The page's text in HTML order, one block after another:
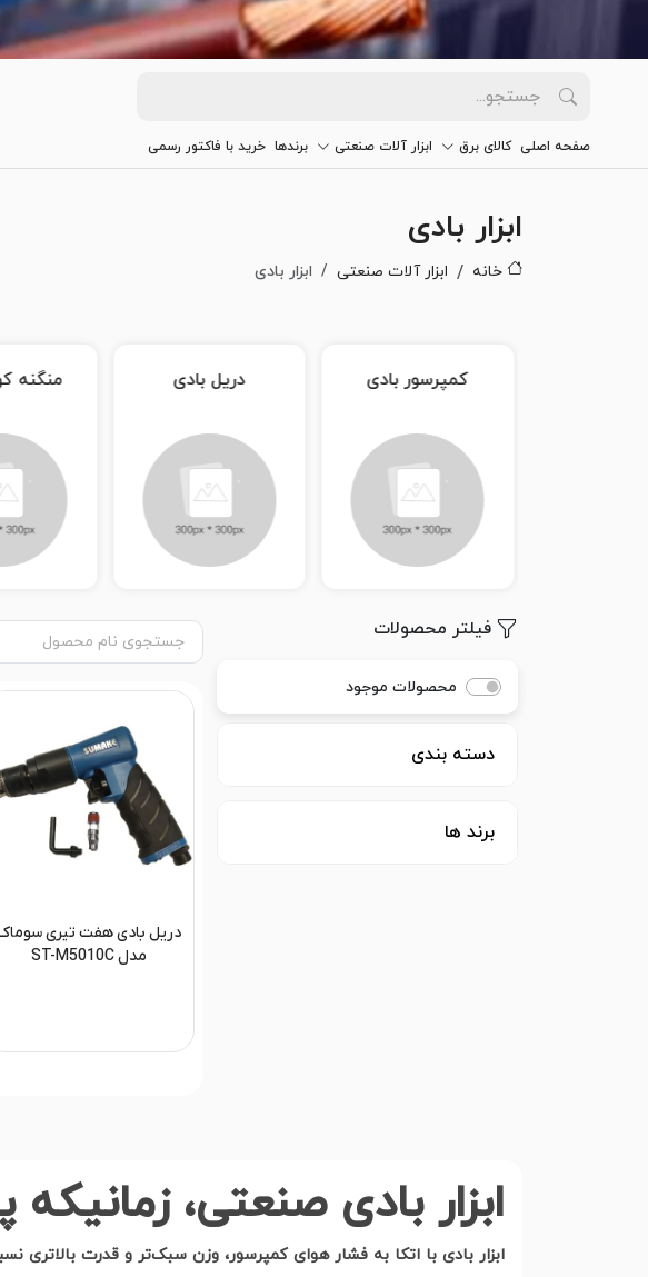
صفحه اصلی کالای برق ابزار آلات صنعتی برندها خرید با فاکتور رسمی
ابزار بادی
خانه ابزار آلات صنعتی ابزار بادی
دریل بادی منگنه کوب بادی
فیلتر محصولات
محصولات موجود
دسته بندی
برند ها
دریل بادی هفت تیری
مدل ST-M5010C
ابزار بادی صنعتی،
ابزار بادی با اتکا به فشار هوای کمپرسور، وزن سبک‌تر و قدرت بالاتری